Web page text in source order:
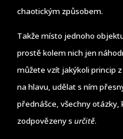
chaotickým způsobem.
Takže místo jednoho
prostě kolem nich jen
můžete vzít jakýkoli princip
na hlavu, udělat s ním
přednášce, všechny
zodpovězeny surčitě.